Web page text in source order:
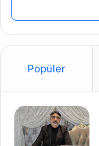
Popüler